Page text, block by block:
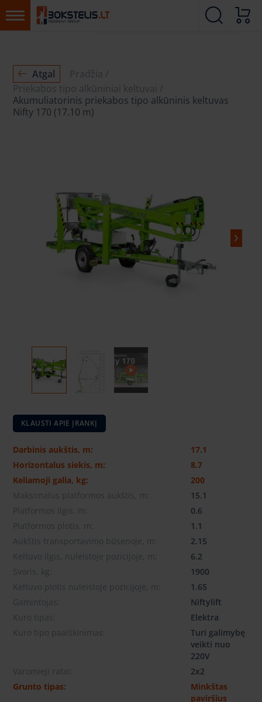
Atgal
Pradžia
Priekabos tipo alkūniniai keltuvai
Akumuliatorinis priekabos tipo alkūninis keltuvas
Nifty 170 (17.10 m)
KLAUSTI APIE ĮRANKĮ
Darbinis aukštis, m:
17.1
Horizontalus siekis, m:
8.7
Keliamoji galia, kg:
200
Maksimalus platformos aukštis, m:
15.1
Platformos ilgis, m:
0.6
Platformos plotis, m:
1.1
Aukštis transportavimo būsenoje, m:
2.15
Keltuvo ilgis, nuleistoje pozicijoje, m:
6.2
Svoris, kg:
1900
Keltuvo plotis nuleistoje pozicijoje, m:
1.65
Gamintojas:
Niftylift
Kuro tipas:
Elektra
Kuro tipo paaiškinimas:
Turi galimybę
veikti nuo
220V
Varomieji ratai:
2x2
Grunto tipas:
Minkštas
paviršius